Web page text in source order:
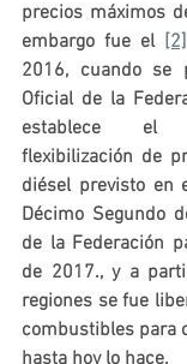
precios máximos
embargo fue el [2]
2016, cuando se
Oficial de la
establece el
flexibilización de
diésel previsto en
Décimo Segundo
de la Federación
de 2017., y a
regiones se fue
combustibles para